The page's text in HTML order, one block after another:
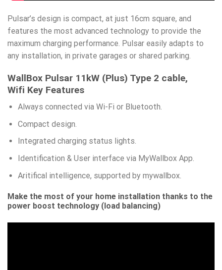
Pulsar’s design is compact, at just 16cm square, and
features the most advanced technology to provide the
maximum charging performance. Pulsar easily adapts to
any installation, in private garages or shared parking.
WallBox Pulsar 11kW (Plus) Type 2 cable,
Wifi Key Features
Always connected via Wi-Fi or Bluetooth.
Compact design.
Integrated charging status lights.
Identification & User interface via MyWallbox App.
Aritifical intelligence, supported by mywallbox.
Make the most of your home installation thanks to the
power boost technology (load balancing)